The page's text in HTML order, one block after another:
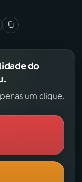
do
um clique.